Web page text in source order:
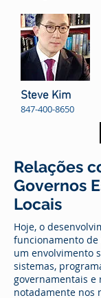
Steve Kim
847-400-8650
Relações
Governos
Locais
Hoje, o
funcionamento de
um envolvimento
sistemas,
governamentais e
notadamente nos